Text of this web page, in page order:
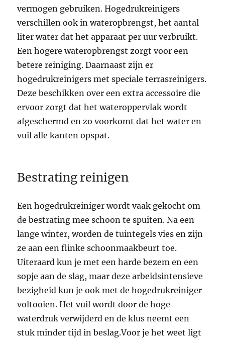
vermogen gebruiken. Hogedrukreinigers
verschillen ook in wateropbrengst, het aantal
liter water dat het apparaat per uur verbruikt.
Een hogere wateropbrengst zorgt voor een
betere reiniging. Daarnaast zijn er
hogedrukreinigers met speciale terrasreinigers.
Deze beschikken over een extra accessoire die
ervoor zorgt dat het wateroppervlak wordt
afgeschermd en zo voorkomt dat het water en
vuil alle kanten opspat.
Bestrating reinigen
Een hogedrukreiniger wordt vaak gekocht om
de bestrating mee schoon te spuiten. Na een
lange winter, worden de tuintegels vies en zijn
ze aan een flinke schoonmaakbeurt toe.
Uiteraard kun je met een harde bezem en een
sopje aan de slag, maar deze arbeidsintensieve
bezigheid kun je ook met de hogedrukreiniger
voltooien. Het vuil wordt door de hoge
waterdruk verwijderd en de klus neemt een
stuk minder tijd in beslag.Voor je het weet ligt